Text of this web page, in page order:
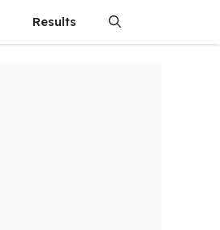
Results